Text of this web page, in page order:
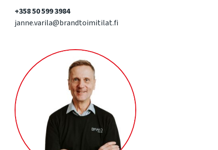
+358 50 599 3984
janne.varila@brandtoimitilat.fi